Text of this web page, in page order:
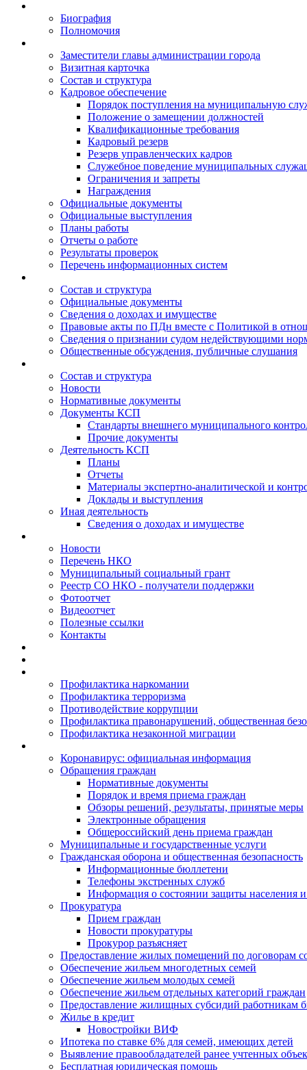
Биография
Полномочия
Заместители главы администрации города
Визитная карточка
Состав и структура
Кадровое обеспечение
Порядок поступления на муниципальную
Положение о замещении должностей
Квалификационные требования
Кадровый резерв
Резерв управленческих кадров
Служебное поведение муниципальных
Ограничения и запреты
Награждения
Официальные документы
Официальные выступления
Планы работы
Отчеты о работе
Результаты проверок
Перечень информационных систем
Состав и структура
Официальные документы
Сведения о доходах и имуществе
Правовые акты по ПДн вместе с Политикой в
Сведения о признании судом недействующими
Общественные обсуждения, публичные слушания
Состав и структура
Новости
Нормативные документы
Документы КСП
Стандарты внешнего муниципального
Прочие документы
Деятельность КСП
Планы
Отчеты
Материалы экспертно-аналитической и
Доклады и выступления
Иная деятельность
Сведения о доходах и имуществе
Новости
Перечень НКО
Муниципальный социальный грант
Реестр СО НКО - получатели поддержки
Фотоотчет
Видеоотчет
Полезные ссылки
Контакты
Профилактика наркомании
Профилактика терроризма
Противодействие коррупции
Профилактика правонарушений, общественная
Профилактика незаконной миграции
Коронавирус: официальная информация
Обращения граждан
Нормативные документы
Порядок и время приема граждан
Обзоры решений, результаты, принятые меры
Электронные обращения
Общероссийский день приема граждан
Муниципальные и государственные услуги
Гражданская оборона и общественная безопасность
Информационные бюллетени
Телефоны экстренных служб
Информация о состоянии защиты населения
Прокуратура
Прием граждан
Новости прокуратуры
Прокурор разъясняет
Предоставление жилых помещений по договорам
Обеспечение жильем многодетных семей
Обеспечение жильем молодых семей
Обеспечение жильем отдельных категорий граждан
Предоставление жилищных субсидий работникам
Жилье в кредит
Новостройки ВИФ
Ипотека по ставке 6% для семей, имеющих детей
Выявление правообладателей ранее учтенных
Бесплатная юридическая помощь